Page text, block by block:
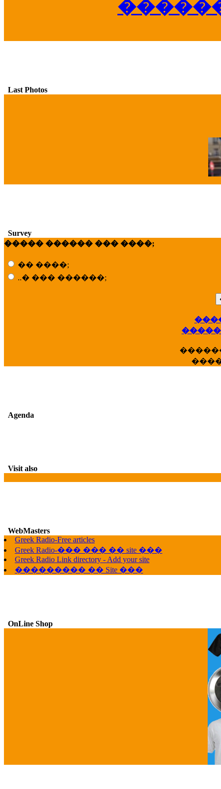
Last Photos
Survey
����� ������ ��� ����;
�� ����;
..� ��� ������;
Agenda
Visit also
WebMasters
Greek Radio-Free articles
Greek Radio-��� ��� �� site ���
Greek Radio Link directory - Add your site
��������� �� Site ���
OnLine Shop